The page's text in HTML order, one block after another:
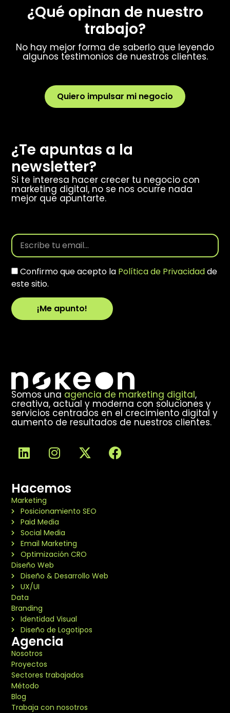
¿Qué opinan de nuestro
trabajo?
No hay mejor forma de saberlo que leyendo
algunos testimonios de nuestros clientes.
Quiero impulsar mi negocio
¿Te apuntas a la
newsletter?
Si te interesa hacer crecer tu negocio con
marketing digital, no se nos ocurre nada
mejor que apuntarte.
Confirmo que acepto la Política de Privacidadde
este sitio.
¡Me apunto!
Somos una agencia de marketing digital,
creativa, actual y moderna con soluciones y
servicios centrados en el crecimiento digital y
aumento de resultados de nuestros clientes.
Hacemos
Marketing
Posicionamiento SEO
Paid Media
Social Media
Email Marketing
Optimización CRO
Diseño Web
Diseño & Desarrollo Web
UX/UI
Data
Branding
Identidad Visual
Diseño de Logotipos
Agencia
Nosotros
Proyectos
Sectores trabajados
Método
Blog
Trabaja con nosotros